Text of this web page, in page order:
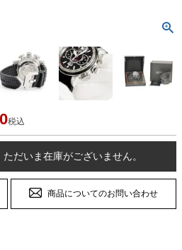
税込
だいま在庫がございません。
商品についてのお問い合わせ